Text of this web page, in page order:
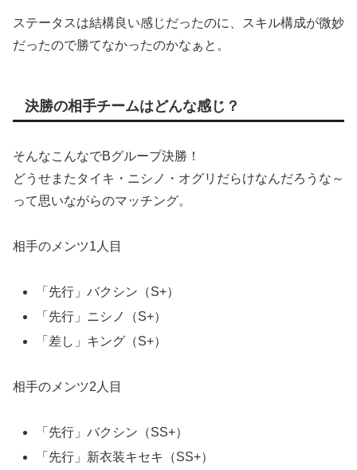
ステータスは結構良い感じだったのに、スキル構成が微妙
だったので勝てなかったのかなぁと。
決勝の相手チームはどんな感じ？
そんなこんなでBグループ決勝！
どうせまたタイキ・ニシノ・オグリだらけなんだろうな～
って思いながらのマッチング。
相手のメンツ1人目
「先行」バクシン（S+）
「先行」ニシノ（S+）
「差し」キング（S+）
相手のメンツ2人目
「先行」バクシン（SS+）
「先行」新衣装キセキ（SS+）